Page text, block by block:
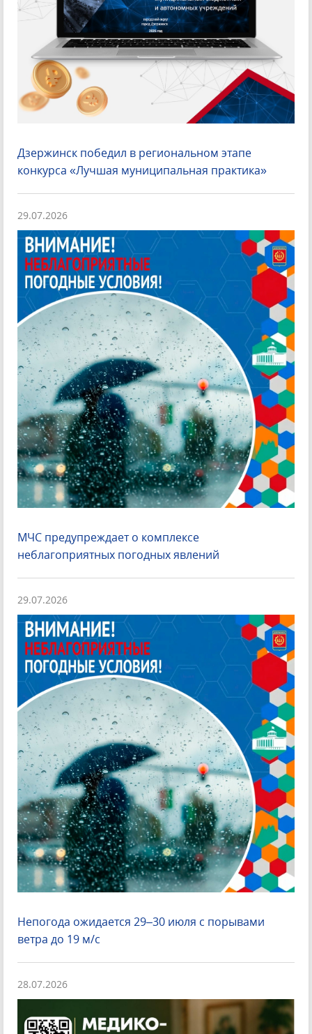
Дзержинск победил в региональном этапе
конкурса «Лучшая муниципальная практика»
29.07.2026
МЧС предупреждает о комплексе
неблагоприятных погодных явлений
29.07.2026
Непогода ожидается 29–30 июля с порывами
ветра до 19 м/с
28.07.2026